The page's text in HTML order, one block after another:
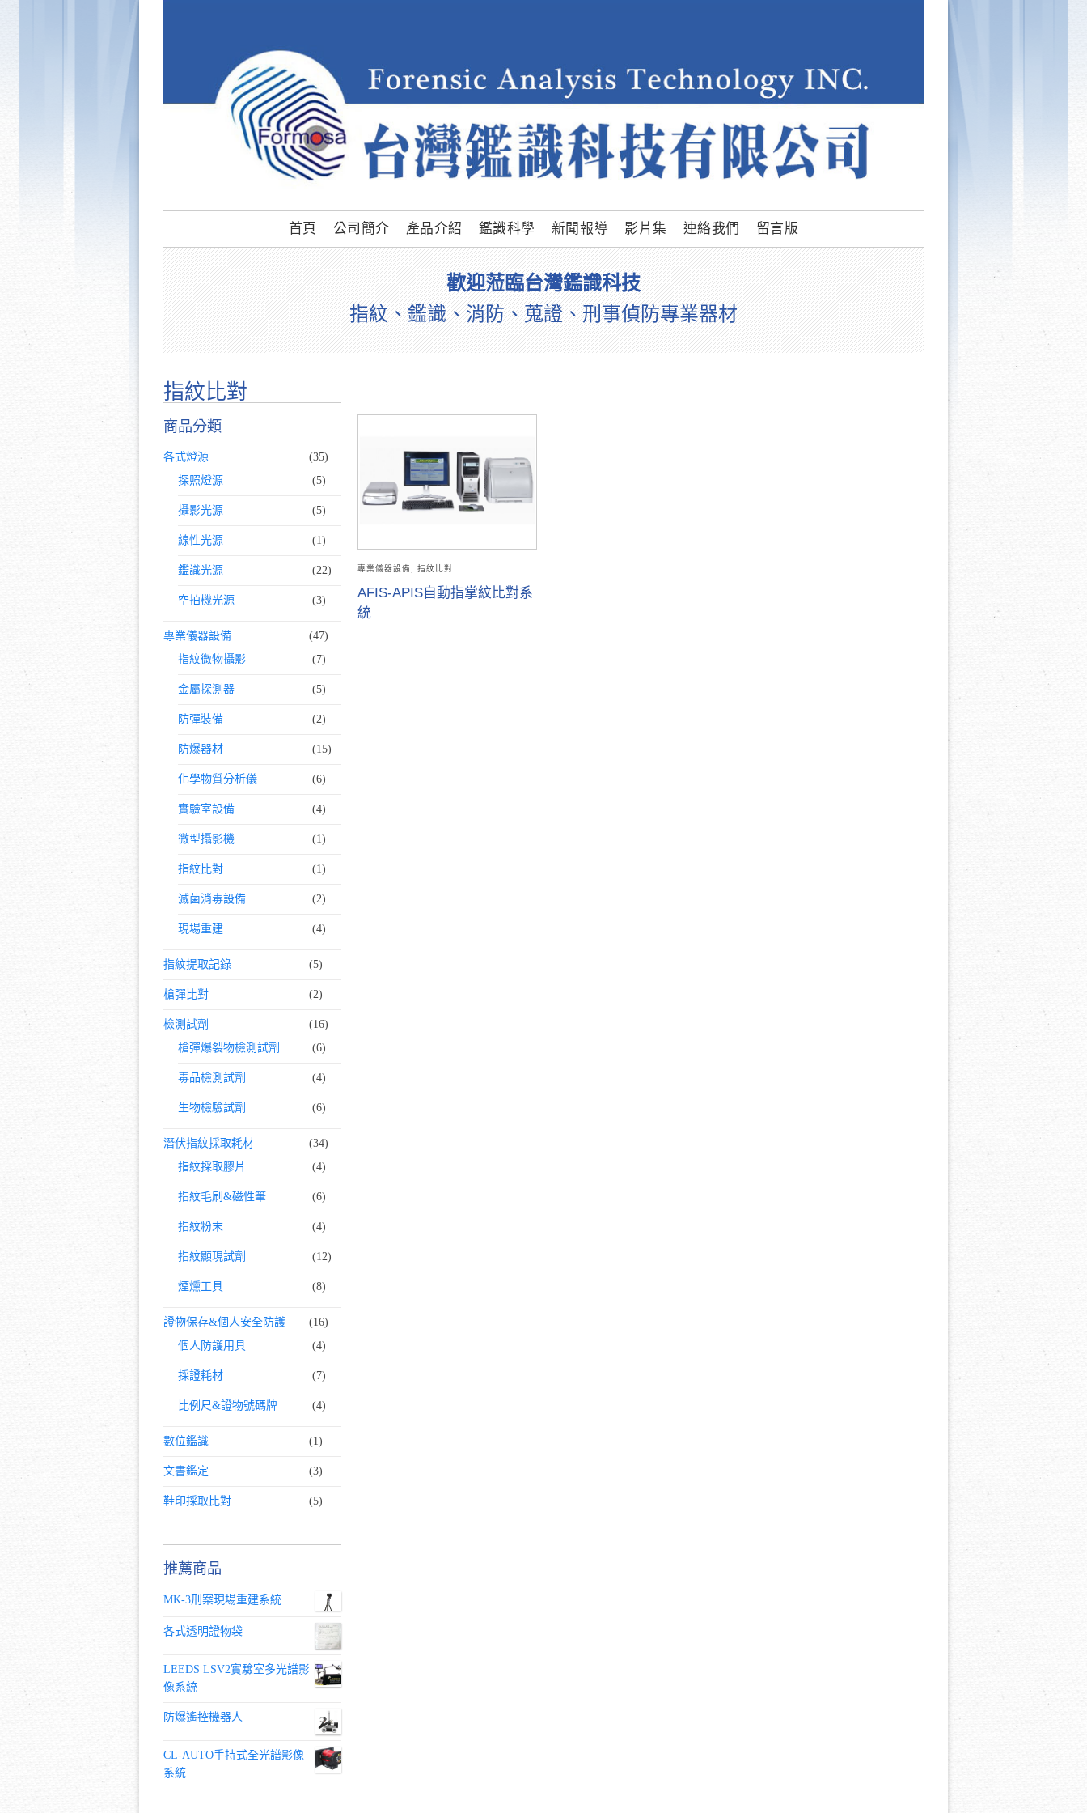
首頁 公司簡介 產品介紹 鑑識科學 新聞報導 影片集 連絡我們 留言版
歡迎蒞臨台灣鑑識科技
指紋、鑑識、消防、蒐證、刑事偵防專業器材
指紋比對
專業儀器設備 指紋比對
AFIS-APIS自動指掌紋比對系
統
商品分類
各式燈源
(35)
探照燈源
(5)
攝影光源 (5)
線性光源 (1)
鑑識光源 (22)
空拍機光源 (3)
專業儀器設備
(47)
指紋微物攝影
(7)
金屬探測器 (5)
防彈裝備 (2)
防爆器材 (15)
化學物質分析儀 (6)
實驗室設備 (4)
微型攝影機 (1)
指紋比對 (1)
滅菌消毒設備 (2)
現場重建 (4)
指紋提取記錄 (5)
槍彈比對 (2)
檢測試劑
(16)
槍彈爆裂物檢測試劑
(6)
毒品檢測試劑 (4)
生物檢驗試劑 (6)
潛伏指紋採取耗材
(34)
指紋採取膠片
(4)
指紋毛刷&磁性筆 (6)
指紋粉末 (4)
指紋顯現試劑 (12)
煙燻工具 (8)
證物保存&個人安全防護
(16)
個人防護用具
(4)
採證耗材 (7)
比例尺&證物號碼牌 (4)
數位鑑識 (1)
文書鑑定 (3)
鞋印採取比對 (5)
推薦商品
MK-3刑案現場重建系統
各式透明證物袋
LEEDS LSV2實驗室多光譜影
像系統
防爆遙控機器人
CL-AUTO手持式全光譜影像
系統